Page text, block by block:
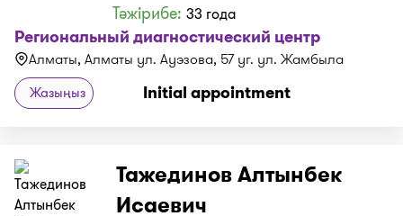
Тәжірибе:33 года
Региональный диагностический центр
Алматы, Алматы ул. Ауэзова, 57 уг. ул. Жамбыла
Жазыңыз Initial appointment
Тажединов Алтынбек
Исаевич